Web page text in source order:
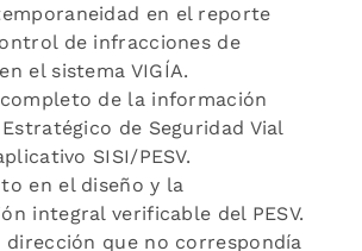
en el reporte
de infracciones de
el sistema VIGÍA.
de la información
de Seguridad Vial
SISI/PESV.
en el diseño y la
integral verificable del PESV.
dirección que no correspondía